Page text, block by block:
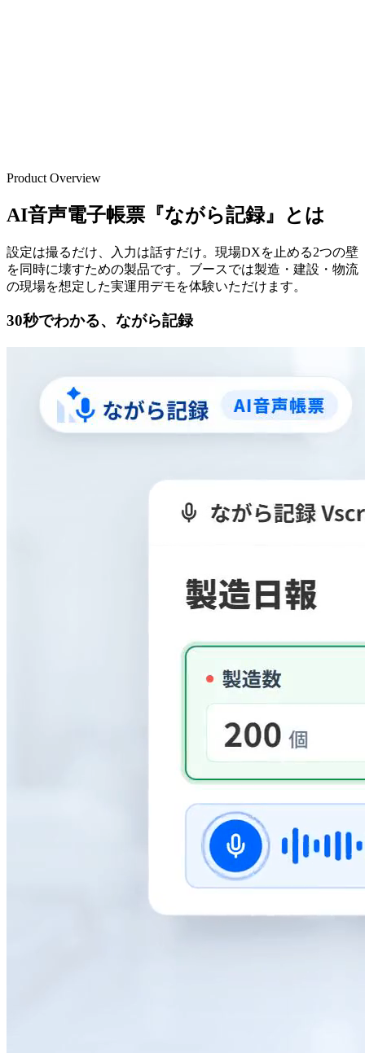
Product Overview
AI音声電子帳票『ながら記録』とは
設定は撮るだけ、入力は話すだけ。現場DXを止める2つの壁
を同時に壊すための製品です。ブースでは製造・建設・物流
の現場を想定した実運用デモを体験いただけます。
30秒でわかる、ながら記録